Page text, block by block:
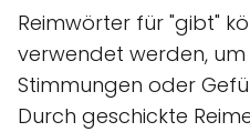
Reimwörter für "gibt"
verwendet werden,
Stimmungen oder
Durch geschickte